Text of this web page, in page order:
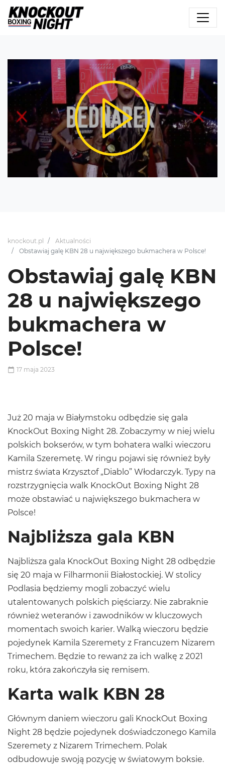
knockout.pl
Aktualności
Obstawiaj galę KBN 28 u największego bukmachera w Polsce!
Obstawiaj galę KBN
28 u największego
bukmachera w
Polsce!
17 maja 2023
Już 20 maja w Białymstoku odbędzie się gala
KnockOut Boxing Night 28. Zobaczymy w niej wielu
polskich bokserów, w tym bohatera walki wieczoru
Kamila Szeremetę. W ringu pojawi się również były
mistrz świata Krzysztof „Diablo” Włodarczyk. Typy na
rozstrzygnięcia walk KnockOut Boxing Night 28
może obstawiać u największego bukmachera w
Polsce!
Najbliższa gala KBN
Najbliższa gala KnockOut Boxing Night 28 odbędzie
się 20 maja w Filharmonii Białostockiej. W stolicy
Podlasia będziemy mogli zobaczyć wielu
utalentowanych polskich pięściarzy. Nie zabraknie
również weteranów i zawodników w kluczowych
momentach swoich karier. Walką wieczoru będzie
pojedynek Kamila Szeremety z Francuzem Nizarem
Trimechem. Będzie to rewanż za ich walkę z 2021
roku, która zakończyła się remisem.
Karta walk KBN 28
Głównym daniem wieczoru gali KnockOut Boxing
Night 28 będzie pojedynek doświadczonego Kamila
Szeremety z Nizarem Trimechem. Polak
odbudowuje swoją pozycję w światowym boksie.